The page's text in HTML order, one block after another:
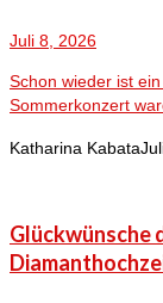
Juli 8, 2026
Schon wieder ist
Sommerkonzert
Katharina Kabata
Glückwünsche